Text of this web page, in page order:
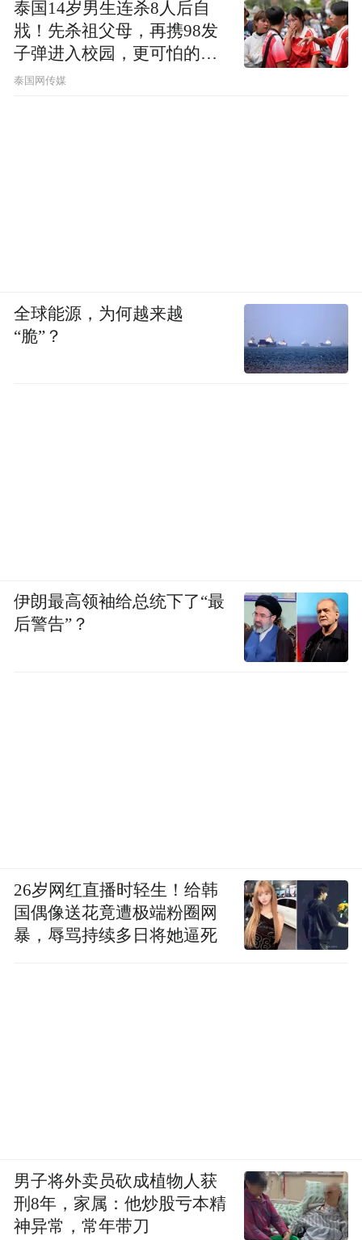
泰国14岁男生连杀8人后自
戕！先杀祖父母，再携98发
子弹进入校园，更可怕的细
节公布了
泰国网传媒
全球能源，为何越来越
“脆”？
伊朗最高领袖给总统下了“最
后警告”？
26岁网红直播时轻生！给韩
国偶像送花竟遭极端粉圈网
暴，辱骂持续多日将她逼死
男子将外卖员砍成植物人获
刑8年，家属：他炒股亏本精
神异常，常年带刀